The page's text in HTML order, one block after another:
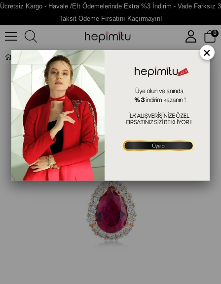
Ücretsiz Kargo - Havale /Eft Ödemelerinde Extra %3 İndirim - Vade Farksız 3
Taksit Ödeme Fırsatını Kaçırmayın!
0
Damla Taşlı Altın Fantazi Kolye ×